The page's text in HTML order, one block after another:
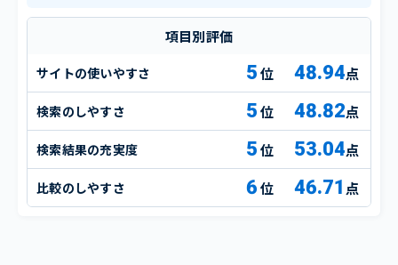
項目別評価
サイトの使いやすさ 5 48.94点
検索のしやすさ 5 48.82点
検索結果の充実度 5 53.04点
比較のしやすさ 6 46.71 点